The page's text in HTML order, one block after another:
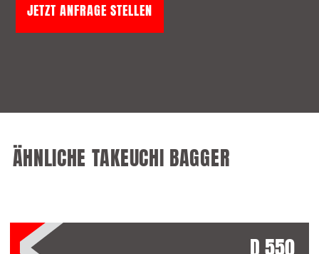
JETZT ANFRAGE STELLEN
ÄHNLICHE TAKEUCHI BAGGER
D 550